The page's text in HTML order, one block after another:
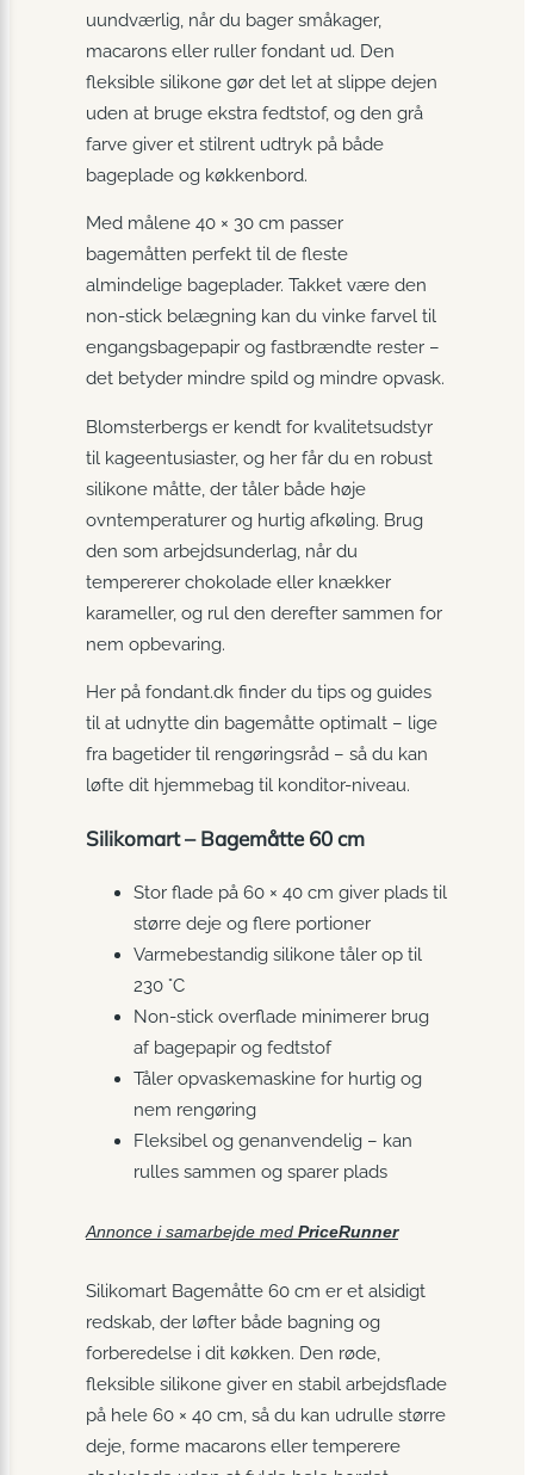
uundværlig, når du bager småkager,
macarons eller ruller fondant ud. Den
fleksible silikone gør det let at slippe dejen
uden at bruge ekstra fedtstof, og den grå
farve giver et stilrent udtryk på både
bageplade og køkkenbord.
Med målene 40 × 30 cm passer
bagemåtten perfekt til de fleste
almindelige bageplader. Takket være den
non-stick belægning kan du vinke farvel til
engangsbagepapir og fastbrændte rester –
det betyder mindre spild og mindre opvask.
Blomsterbergs er kendt for kvalitetsudstyr
til kageentusiaster, og her får du en robust
silikone måtte, der tåler både høje
ovntemperaturer og hurtig afkøling. Brug
den som arbejdsunderlag, når du
tempererer chokolade eller knækker
karameller, og rul den derefter sammen for
nem opbevaring.
Her på fondant.dk finder du tips og guides
til at udnytte din bagemåtte optimalt – lige
fra bagetider til rengøringsråd – så du kan
løfte dit hjemmebag til konditor-niveau.
Silikomart – Bagemåtte 60 cm
Stor flade på 60 × 40 cm giver plads til
større deje og flere portioner
Varmebestandig silikone tåler op til
230 °C
Non-stick overflade minimerer brug
af bagepapir og fedtstof
Tåler opvaskemaskine for hurtig og
nem rengøring
Fleksibel og genanvendelig – kan
rulles sammen og sparer plads
Annonce i samarbejde med PriceRunner
Silikomart Bagemåtte 60 cm er et alsidigt
redskab, der løfter både bagning og
forberedelse i dit køkken. Den røde,
fleksible silikone giver en stabil arbejdsflade
på hele 60 × 40 cm, så du kan udrulle større
deje, forme macarons eller temperere